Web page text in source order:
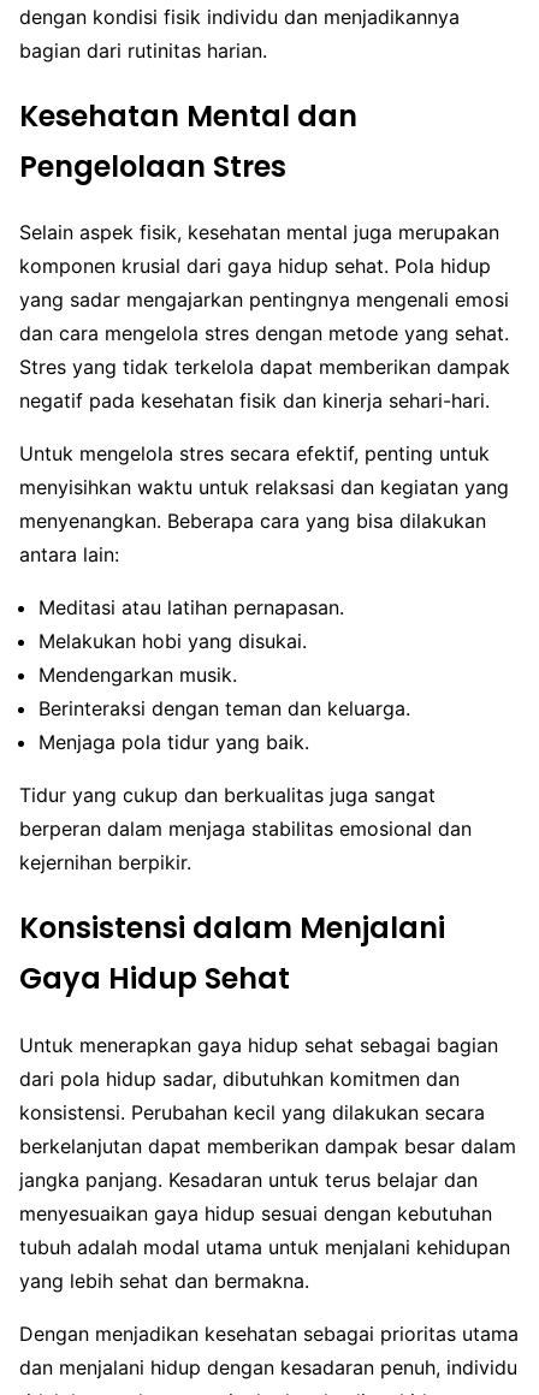
dengan kondisi fisik individu dan menjadikannya
bagian dari rutinitas harian.
Kesehatan Mental dan
Pengelolaan Stres
Selain aspek fisik, kesehatan mental juga merupakan
komponen krusial dari gaya hidup sehat. Pola hidup
yang sadar mengajarkan pentingnya mengenali emosi
dan cara mengelola stres dengan metode yang sehat.
Stres yang tidak terkelola dapat memberikan dampak
negatif pada kesehatan fisik dan kinerja sehari-hari.
Untuk mengelola stres secara efektif, penting untuk
menyisihkan waktu untuk relaksasi dan kegiatan yang
menyenangkan. Beberapa cara yang bisa dilakukan
antara lain:
Meditasi atau latihan pernapasan.
Melakukan hobi yang disukai.
Mendengarkan musik.
Berinteraksi dengan teman dan keluarga.
Menjaga pola tidur yang baik.
Tidur yang cukup dan berkualitas juga sangat
berperan dalam menjaga stabilitas emosional dan
kejernihan berpikir.
Konsistensi dalam Menjalani
Gaya Hidup Sehat
Untuk menerapkan gaya hidup sehat sebagai bagian
dari pola hidup sadar, dibutuhkan komitmen dan
konsistensi. Perubahan kecil yang dilakukan secara
berkelanjutan dapat memberikan dampak besar dalam
jangka panjang. Kesadaran untuk terus belajar dan
menyesuaikan gaya hidup sesuai dengan kebutuhan
tubuh adalah modal utama untuk menjalani kehidupan
yang lebih sehat dan bermakna.
Dengan menjadikan kesehatan sebagai prioritas utama
dan menjalani hidup dengan kesadaran penuh, individu